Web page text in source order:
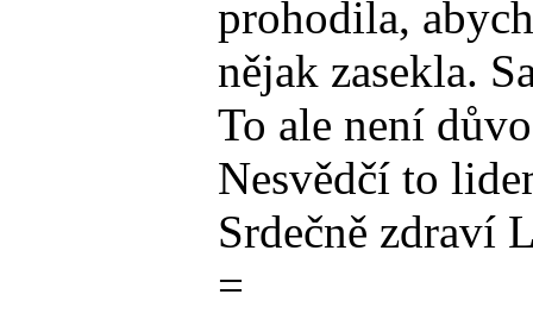
prohodila,
nějak zasekla.
To ale není
Nesvědčí to
Srdečně zdraví
=